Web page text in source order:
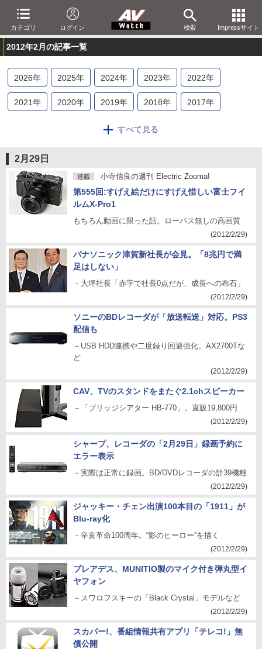
カテゴリ ログイン 検索 Impressサイト
2012年2月の記事一覧
2026年 2025年 2024年 2023年 2022年
2021年 2020年 2019年 2018年 2017年
2014年 2013
2006年 2005 年 2004年 2003年 2002年
2001年
すべて見る
2月29日
連載 小寺信良の週刊 Electric Zooma!
第555回:すげえ絵だけにすげえ惜しい富士フイ
ルムX-Pro1
もちろん動画に限った話。ローパス無しの高画質
(2012/2/29)
パナソニック津賀新社長が会見。「8兆円で満
足はしない」
－大坪社長「赤字で社長0点だが、成長への布石」
(2012/2/29)
ソニーのBDレコーダが「放送転送」対応。PS3
配信も
－USB HDD連携や二度録り回避強化。AX2700Tな
ど
(2012/2/29)
CAV、TVのスタンドをまたぐ2.1chスピーカー
－「ブリッジシアター HB-770」。直販19,800円
(2012/2/29)
シャープ、レコーダの「2月29日」録画予約に
エラー表示
－実際は正常に録画。BD/DVDレコーダの計39機種
(2012/2/29)
ジャッキー・チェン出演100本目の「1911」が
Blu-ray化
－辛亥革命100周年。“影のヒーロー”を描く
(2012/2/29)
プレアデス、MUNITIO製のマイク付き弾丸型イ
ヤフォン
－スワロフスキーの「Black Crystal」モデルなど
(2012/2/29)
スカパー!、番組情報共有アプリ「テレコ!」無
償公開